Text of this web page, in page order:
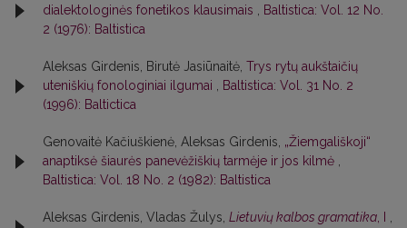
dialektologinės fonetikos klausimais
Baltistica: Vol. 12 No.
2 (1976): Baltistica
Aleksas Girdenis, Birutė Jasiūnaitė, Trys rytų aukštaičių
uteniškių fonologiniai ilgumai
Baltistica: Vol. 31 No. 2
(1996): Baltictica
Genovaitė Kačiuškienė, Aleksas Girdenis, „Žiemgališkoji“
anaptiksė šiaurės panevėžiškių tarmėje ir jos kilmė
Baltistica: Vol. 18 No. 2 (1982): Baltistica
Aleksas Girdenis, Vladas Žulys, Lietuvių kalbos gramatika